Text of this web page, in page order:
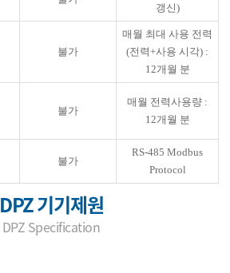
갱신)
불가
매월 최대 사용 전력
(전력+사용 시각) :
12개월 분
불가
매월 전력사용량 :
12개월 분
불가
RS-485 Modbus
Protocol
DPZ 기기제원
DPZ Specification